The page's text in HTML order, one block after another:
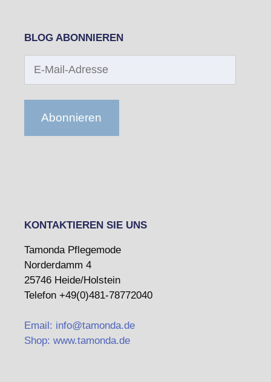
BLOG ABONNIEREN
Mail-
Abonnieren
KONTAKTIEREN SIE UNS
Tamonda Pflegemode
Norderdamm 4
25746 Heide/Holstein
Telefon +49(0)481-78772040
Email: info@tamonda.de
Shop: www.tamonda.de